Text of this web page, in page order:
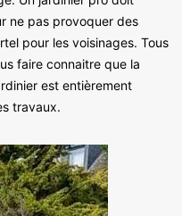
ne pas provoquer des
pour les voisinages. Tous
faire connaitre que la
est entièrement
travaux.